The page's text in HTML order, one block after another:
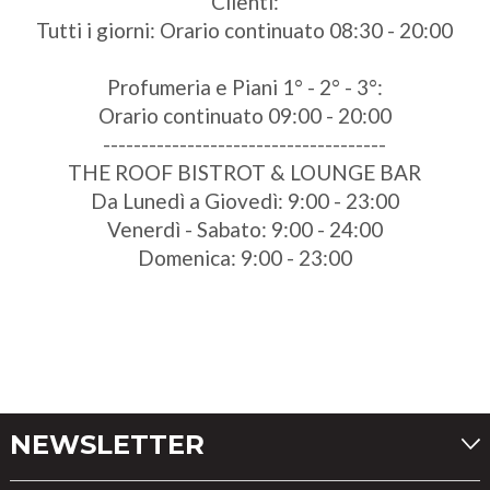
Tutti i giorni: Orario continuato 08:30 - 20:00
Profumeria e Piani 1° - 2° - 3°:
Orario continuato 09:00 - 20:00
-------------------------------------
THE ROOF BISTROT & LOUNGE BAR
Da Lunedì a Giovedì: 9:00 - 23:00
Venerdì - Sabato: 9:00 - 24:00
Domenica: 9:00 - 23:00
NEWSLETTER